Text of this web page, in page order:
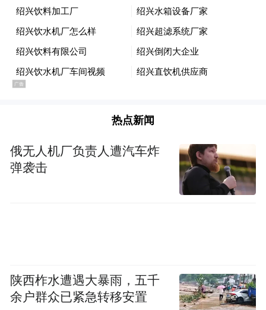
热点新闻
俄无人机厂负责人遭汽车炸
弹袭击
陕西柞水遭遇大暴雨，五千
余户群众已紧急转移安置